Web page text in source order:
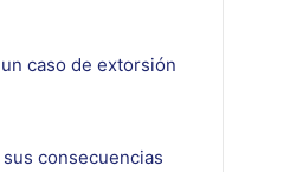
caso de extorsión
consecuencias